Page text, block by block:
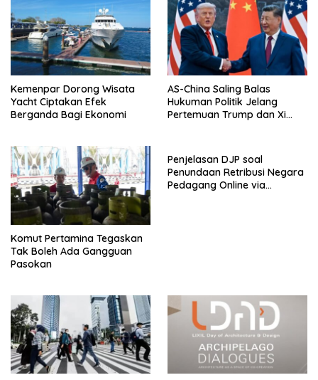
Kemenpar Dorong Wisata
Yacht Ciptakan Efek
Berganda Bagi Ekonomi
AS-China Saling Balas
Hukuman Politik Jelang
Pertemuan Trump dan Xi
Komut Pertamina Tegaskan
Tak Boleh Ada Gangguan
Pasokan
Penjelasan DJP soal
Penundaan Retribusi Negara
Pedagang Online via